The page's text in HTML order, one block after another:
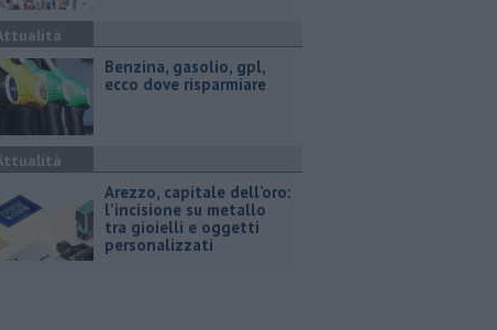
​Benzina, gasolio, gpl,
ecco dove risparmiare
Arezzo, capitale dell’oro:
l’incisione su metallo
tra gioielli e oggetti
personalizzati